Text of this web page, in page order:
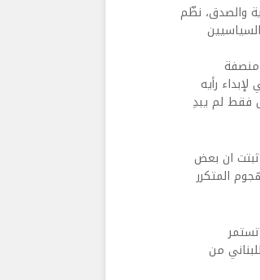
والصدق، نظّم
منصفة
رأيه
فقط لم يبدِ
ان بعض
المتكرر
من